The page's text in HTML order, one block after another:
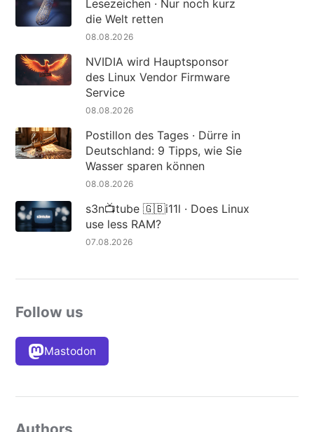
Lesezeichen · Nur noch kurz
die Welt retten
08.08.2026
NVIDIA wird Hauptsponsor
des Linux Vendor Firmware
Service
08.08.2026
Postillon des Tages · Dürre in
Deutschland: 9 Tipps, wie Sie
Wasser sparen können
08.08.2026
s3n📺tube 🇬🇧i11l · Does Linux
use less RAM?
07.08.2026
Follow us
Mastodon